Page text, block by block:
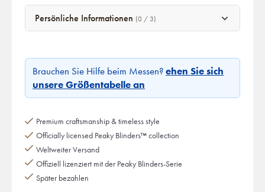
Persönliche Informationen (0 / 3)
Brauchen Sie Hilfe beim Messen? ehen Sie sich
unsere Größentabelle an
Premium craftsmanship & timeless style
Officially licensed Peaky Blinders™ collection
Weltweiter Versand
Offiziell lizenziert mit der Peaky Blinders-Serie
Später bezahlen